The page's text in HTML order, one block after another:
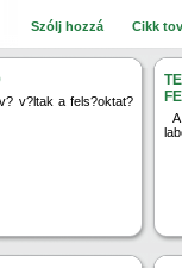
Szólj hozzá Cikk
v?ltak a fels?oktat?